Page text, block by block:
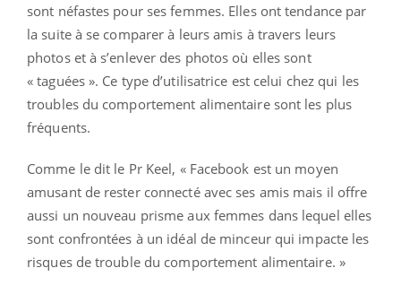
sont néfastes pour ses femmes. Elles ont tendance par
la suite à se comparer à leurs amis à travers leurs
photos et à s’enlever des photos où elles sont
« taguées ». Ce type d’utilisatrice est celui chez qui les
troubles du comportement alimentaire sont les plus
fréquents.
Comme le dit le Pr Keel, « Facebook est un moyen
amusant de rester connecté avec ses amis mais il offre
aussi un nouveau prisme aux femmes dans lequel elles
sont confrontées à un idéal de minceur qui impacte les
risques de trouble du comportement alimentaire. »